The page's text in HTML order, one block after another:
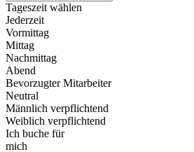
Tageszeit wählen
Jederzeit
Vormittag
Mittag
Nachmittag
Abend
Bevorzugter Mitarbeiter
Neutral
Männlich verpflichtend
Weiblich verpflichtend
Ich buche für
mich